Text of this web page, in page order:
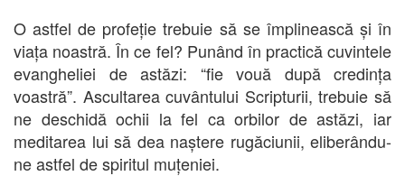
O astfel de profeție trebuie să se împlinească și în
viața noastră. În ce fel? Punând în practică cuvintele
evangheliei de astăzi: “fie vouă după credința
voastră”. Ascultarea cuvântului Scripturii, trebuie să
ne deschidă ochii la fel ca orbilor de astăzi, iar
meditarea lui să dea naștere rugăciunii, eliberându-
ne astfel de spiritul muțeniei.